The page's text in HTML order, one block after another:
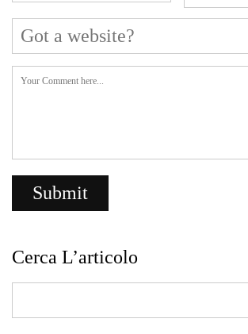
Cerca L’articolo